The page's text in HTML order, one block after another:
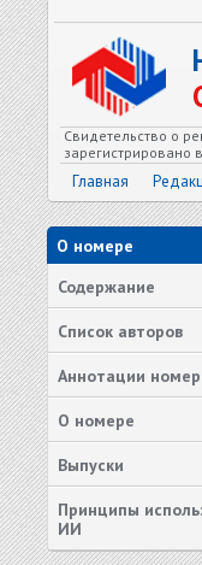
Свидетельство о
зарегистрировано
Главная
О номере
Содержание
Список авторов
Аннотации
О номере
Выпуски
Принципы
ИИ